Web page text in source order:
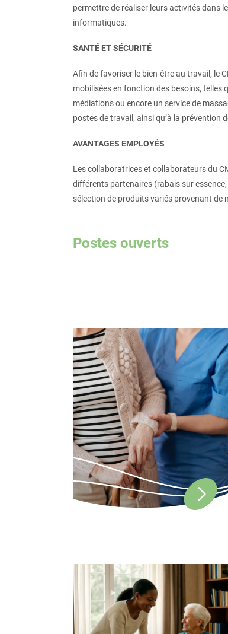
permettre de réaliser leurs activités dans
informatiques.
SANTÉET SÉCURITÉ
Afin de favoriser le bien-être au travail, le
mobilisées en fonction des besoins, telles
médiations ou encore un service de
postes de travail, ainsi qu’à la prévention
AVANTAGES EMPLOYÉS
Les collaboratrices et collaborateurs du
différents partenaires (rabais sur
sélection de produits variés provenant de
Postes ouverts